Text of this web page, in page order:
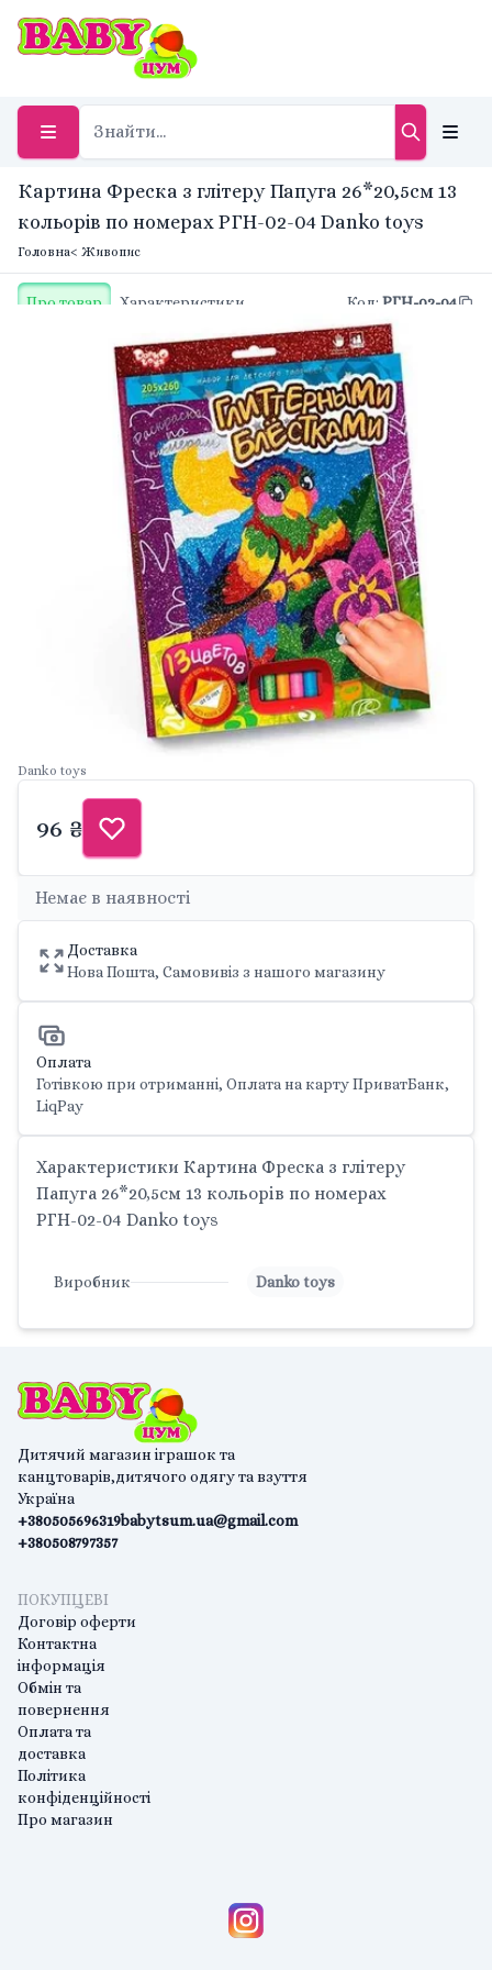
Картина Фреска з глітеру Папуга 26*20,5см 13
кольорів по номерах РГН-02-04 Danko toys
Головна< Живопис
Про товар Характеристики Код: РГН-02-04
Danko toys
96 ₴
Немає в наявності
Доставка
Нова Пошта, Самовивіз з нашого магазину
Оплата
Готівкою при отриманні, Оплата на карту ПриватБанк,
LiqPay
Характеристики Картина Фреска з глітеру
Папуга 26*20,5см 13 кольорів по номерах
РГН-02-04 Danko toys
Виробник Danko toys
Дитячий магазин іграшок та
канцтоварів,дитячого одягу та взуття
Україна
+380505696319
+380508797357
babytsum.ua@gmail.com
ПОКУПЦЕВІ
Договір оферти
Контактна
інформація
Обмін та
повернення
Оплата та
доставка
Політика
конфіденційності
Про магазин